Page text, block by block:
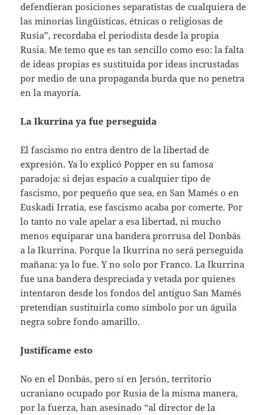
defendieran posiciones separatistas de cualquiera de
las minorías lingüísticas, étnicas o religiosas de
Rusia”, recordaba el periodista desde la propia
Rusia. Me temo que es tan sencillo como eso: la falta
de ideas propias es sustituida por ideas incrustadas
por medio de una propaganda burda que no penetra
en la mayoría.
La Ikurrina ya fue perseguida
El fascismo no entra dentro de la libertad de
expresión. Ya lo explicó Popper en su famosa
paradoja: si dejas espacio a cualquier tipo de
fascismo, por pequeño que sea, en San Mamés o en
Euskadi Irratia, ese fascismo acaba por comerte. Por
lo tanto no vale apelar a esa libertad, ni mucho
menos equiparar una bandera prorrusa del Donbás
a la Ikurrina. Porque la Ikurrina no será perseguida
mañana: ya lo fue. Y no solo por Franco. La Ikurrina
fue una bandera despreciada y vetada por quienes
intentaron desde los fondos del antiguo San Mamés
pretendían sustituirla como símbolo por un águila
negra sobre fondo amarillo.
Justifícame esto
No en el Donbás, pero sí en Jersón, territorio
ucraniano ocupado por Rusia de la misma manera,
por la fuerza, han asesinado “al director de la